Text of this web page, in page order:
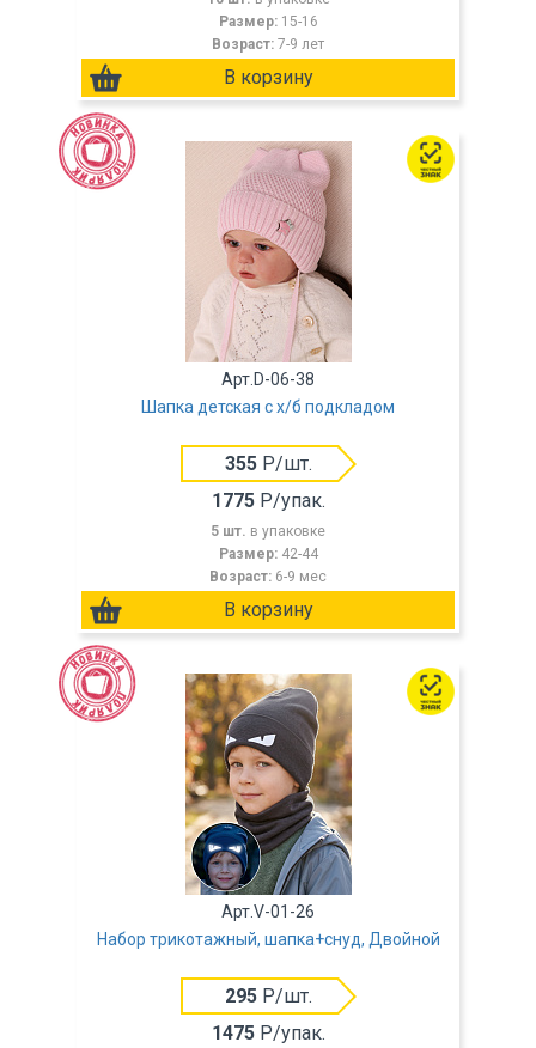
Размер: 15-16
Возраст: 7-9 лет
Арт.D-06-38
Шапка детская с х/б подкладом
355Р/шт.
1775Р/упак.
5 шт. в упаковке
Размер: 42-44
Возраст: 6-9 мес
Арт.V-01-26
Набор трикотажный, шапка+снуд, Двойной
295Р/шт.
1475Р/упак.